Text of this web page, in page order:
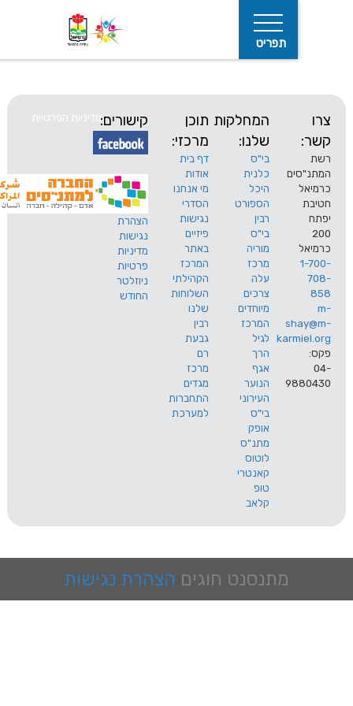
המחלקות
שלנו:
בי"ס
כלנית
היכל
הספורט
רבין
בי"ס
מוריה
מרכז
עלה
צרכים
מיוחדים
המרכז
לגיל
הרך
אגף
הנוער
תוכן
מרכזי:
דף בית
אודות
מי אנחנו
הסדרי
נגישות
פיזיים
באתר
המרכז
הקהילתי
השלוחות
שלנו
רבין
גבעת
רם
מרכז
מגדים
התחברות
למערכת
קישורים:
הצהרת
נגישות
מדיניות
פרטיות
ניוזלטר
החודש
מדיניות הפרטיות
מתנסנט חוגים הצהרת נגישות